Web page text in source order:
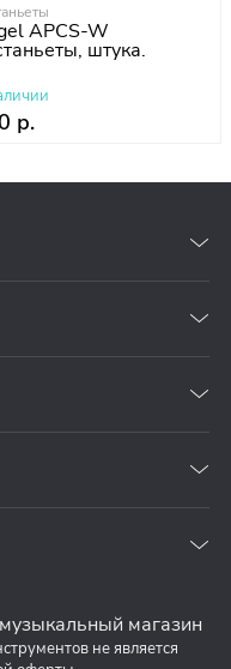
APCS-W
штука.
р.
не является